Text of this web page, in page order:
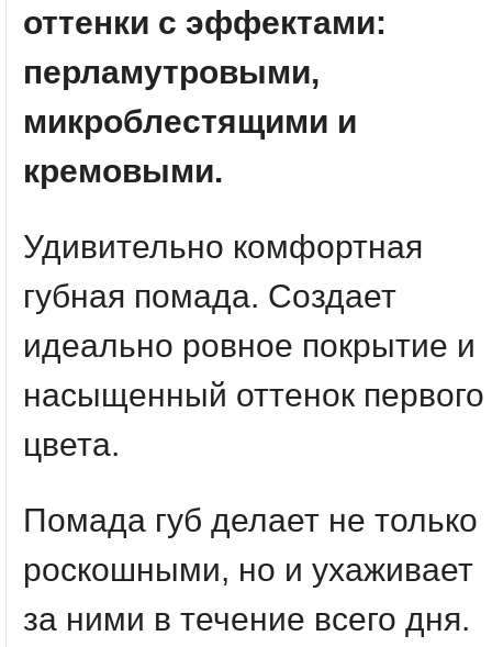
оттенки с эффектами:
перламутровыми,
микроблестящими и
кремовыми.
Удивительно комфортная
губная помада. Создает
идеально ровное покрытие и
насыщенный оттенок первого
цвета.
Помада губ делает не только
роскошными, но и ухаживает
за ними в течение всего дня.